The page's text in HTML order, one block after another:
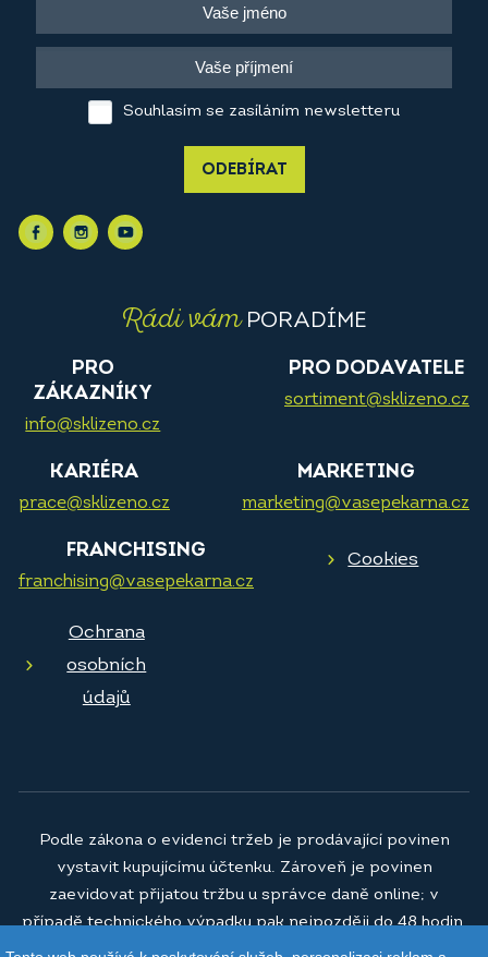
Souhlasím se zasíláním newsletteru
ODEBÍRAT
Rádi vámPORADÍME
PRO
ZÁKAZNÍKY
info@sklizeno.cz
PRO DODAVATELE
sortiment@sklizeno.cz
KARIÉRA
prace@sklizeno.cz
MARKETING
marketing@vasepekarna.cz
FRANCHISING
franchising@vasepekarna.cz
Cookies
Ochrana
osobních
údajů
Podle zákona o evidenci tržeb je prodávající povinen
vystavit kupujícímu účtenku. Zároveň je povinen
zaevidovat přijatou tržbu u správce daně online; v
případě technického výpadku pak nejpozději do 48 hodin.